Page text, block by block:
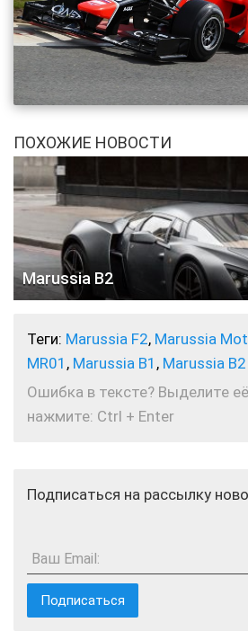
ПОХОЖИЕ НОВОСТИ
Marussia B2
Теги: Marussia F2, Marussia
MR01 , Marussia В1 , Marussia В2
Ошибка в тексте? Выделите
нажмите: Ctrl + Enter
Подписаться на рассылку
Ваш Email: